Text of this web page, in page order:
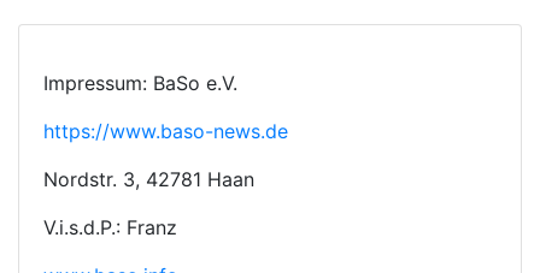
Impressum: BaSo e.V.
https://www.baso-news.de
Nordstr. 3, 42781 Haan
V.i.s.d.P.: Franz